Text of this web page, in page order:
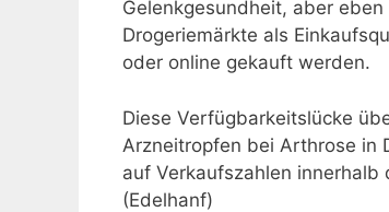
Gelenkgesundheit, aber
Drogeriemärkte als
oder online gekauft werden.
Diese Verfügbarkeitslücke
Arzneitropfen bei Arthrose in
auf Verkaufszahlen
(Edelhanf)